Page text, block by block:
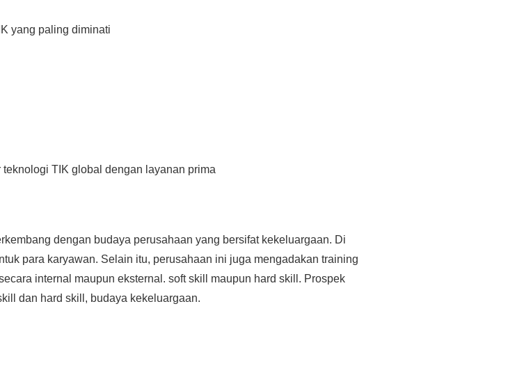
yang paling diminati
TIK global dengan layanan prima
dengan budaya perusahaan yang bersifat kekeluargaan. Di
para karyawan. Selain itu, perusahaan ini juga mengadakan training
internal maupun eksternal. soft skill maupun hard skill. Prospek
dan hard skill, budaya kekeluargaan.